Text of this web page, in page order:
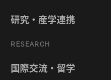
研究・産学連携
RESEARCH
国際交流・留学